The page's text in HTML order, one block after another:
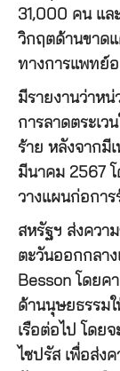
31,000 คน แล
วิกฤตด้านขาด
ทางการแพทย์
มีรายงานว่าห
การลาดตระเว
ร้าย หลังจากมี
มีนาคม 2567
วางแผนก่อกา
สหรัฐฯ ส่งควา
ตะวันออกกลาง
Besson โดยค
ด้านนุษยธรรมใ
เรือต่อไป โดย
ไซปรัส เพื่อส่ง